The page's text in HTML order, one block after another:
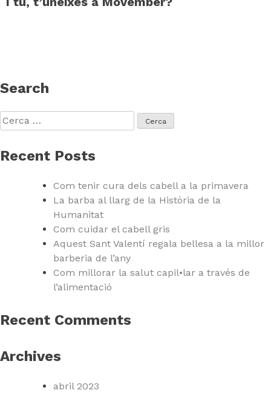
Search
Cerca:
Recent Posts
Com tenir cura dels cabell a la primavera
La barba al llarg de la Història de la
Humanitat
Com cuidar el cabell gris
Aquest Sant Valentí regala bellesa a la millor
barberia de l’any
Com millorar la salut capil•lar a través de
l’alimentació
Recent Comments
Archives
abril 2023